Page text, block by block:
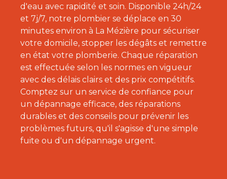
d'eau avec rapidité et soin. Disponible 24h/24
et 7j/7, notre plombier se déplace en 30
minutes environ à La Mézière pour sécuriser
votre domicile, stopper les dégâts et remettre
en état votre plomberie. Chaque réparation
est effectuée selon les normes en vigueur
avec des délais clairs et des prix compétitifs.
Comptez sur un service de confiance pour
un dépannage efficace, des réparations
durables et des conseils pour prévenir les
problèmes futurs, qu'il s'agisse d'une simple
fuite ou d'un dépannage urgent.